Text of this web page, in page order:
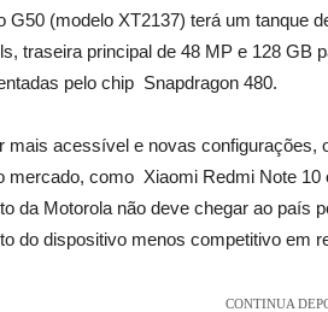
G50 (modelo XT2137) terá um tanque
traseira principal de 48 MP e 128 GB
pelo chip Snapdragon 480.
mais acessível e novas configurações,
mercado, como Xiaomi Redmi Note
da Motorola não deve chegar ao país
do dispositivo menos competitivo em
CONTINUA